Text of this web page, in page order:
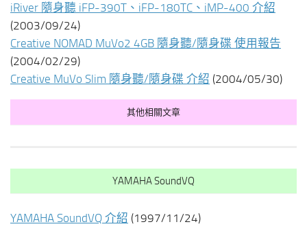
iRiver 隨身聽 iFP-390T、iFP-180TC、iMP-400 介紹
(2003/09/24)
Creative NOMAD MuVo2 4GB 隨身聽/隨身碟 使用報告
(2004/02/29)
Creative MuVo Slim 隨身聽/隨身碟 介紹 (2004/05/30)
其他相關文章
YAMAHA SoundVQ
YAMAHA SoundVQ 介紹 (1997/11/24)